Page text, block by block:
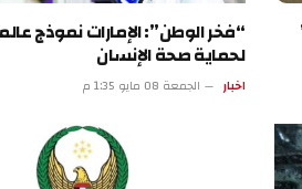
“فخر الوطن”: الإمارات نموذج عالمي رائد
لحماية صحة الإنسان
الجمعة 08 مايو 1:35 م